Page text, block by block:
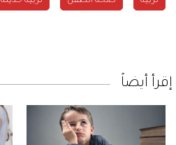
إقرأ أيضاً